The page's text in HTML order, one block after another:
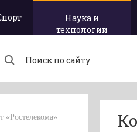
Наука и
технологии
«Ростелекома»